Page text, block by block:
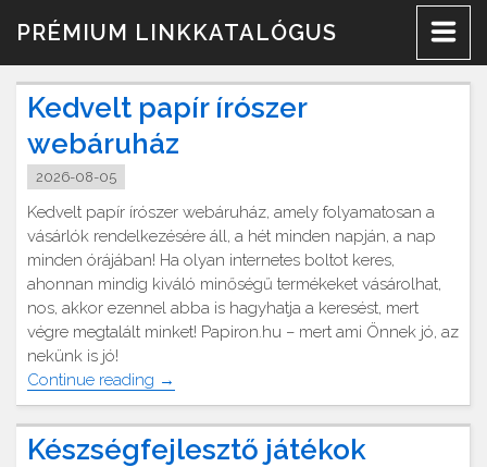
PRÉMIUM LINKKATALÓGUS
Kedvelt papír írószer
webáruház
2026-08-05
Kedvelt papír írószer webáruház, amely folyamatosan a
vásárlók rendelkezésére áll, a hét minden napján, a nap
minden órájában! Ha olyan internetes boltot keres,
ahonnan mindig kiváló minőségű termékeket vásárolhat,
nos, akkor ezennel abba is hagyhatja a keresést, mert
végre megtalált minket! Papiron.hu – mert ami Önnek jó, az
nekünk is jó!
Continue reading "Kedvelt
papír
írószer
webáruház"
→
Készségfejlesztő játékok